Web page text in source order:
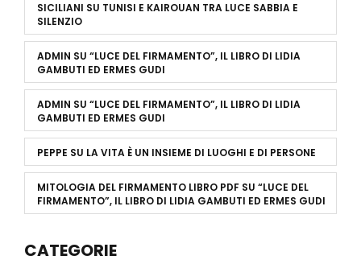
SICILIANI SU TUNISI E KAIROUAN TRA LUCE SABBIA E
SILENZIO
ADMIN SU “LUCE DEL FIRMAMENTO”, IL LIBRO DI LIDIA
GAMBUTI ED ERMES GUDI
ADMIN SU “LUCE DEL FIRMAMENTO”, IL LIBRO DI LIDIA
GAMBUTI ED ERMES GUDI
PEPPE SU LA VITA È UN INSIEME DI LUOGHI E DI PERSONE
MITOLOGIA DEL FIRMAMENTO LIBRO PDF SU “LUCE DEL
FIRMAMENTO”, IL LIBRO DI LIDIA GAMBUTI ED ERMES GUDI
CATEGORIE